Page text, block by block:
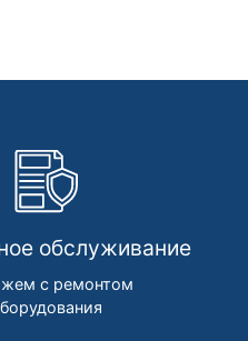
обслуживание
с ремонтом